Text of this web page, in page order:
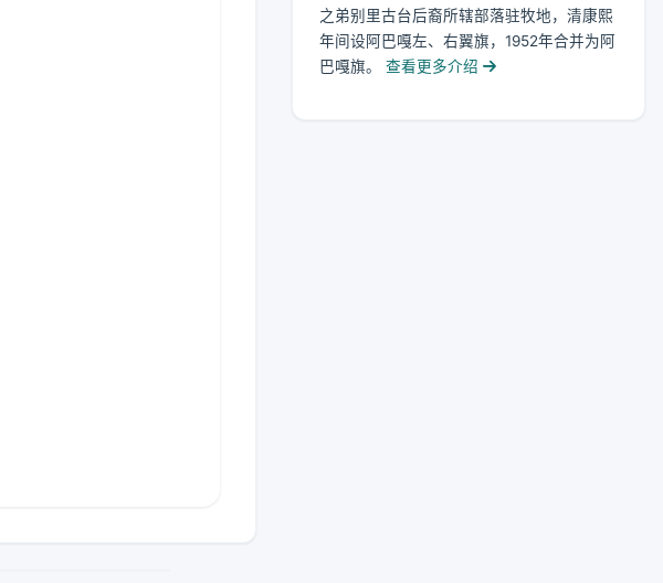
之弟别里古台后裔所辖部落驻牧地，清康熙
年间设阿巴嘎左、右翼旗，1952年合并为阿
巴嘎旗。
查看更多介绍